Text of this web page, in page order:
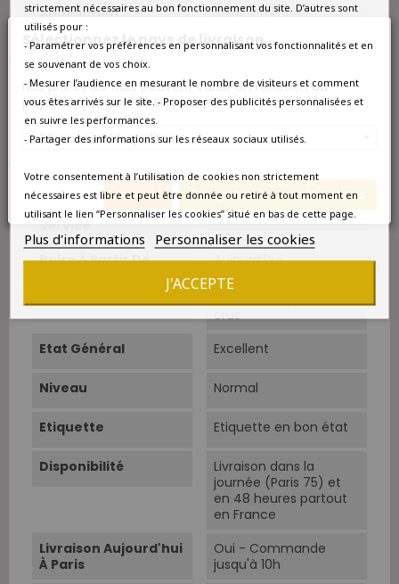
Sélectionnez le pays de livraison
Nos prix et les frais peuvent varier en fonction du
pays/de la région de livraison.
France métropolitaine
Annuler Enregistrer les modifications
Appellation Saint-Estèphe
Couleur Rouge
Type Rouge
Classement Grand Cru Classé
Cépage Dominant Cabernet-Sauvignon
Température De
Service
16°C-18°C.
Boire À Partir De Aujourd'hui
Amateur
Amateur de grands
crus
Etat Général
Excellent
Niveau Normal
Etiquette Etiquette en bon état
Disponibilité
Livraison dans la
journée (Paris 75) et
en 48 heures partout
en France
Livraison Aujourd'hui
À Paris
Oui - Commande
jusqu'à 10h
strictement nécessaires au bon fonctionnement du site. D’autres sont
utilisés pour :
- Paramétrer vos préférences en personnalisant vos fonctionnalités et en
se souvenant de vos choix.
- Mesurer l’audience en mesurant le nombre de visiteurs et comment
vous êtes arrivés sur le site. - Proposer des publicités personnalisées et
en suivre les performances.
- Partager des informations sur les réseaux sociaux utilisés.
Votre consentement à l’utilisation de cookies non strictement
nécessaires est libre et peut être donnée ou retiré à tout moment en
utilisant le lien “Personnaliser les cookies” situé en bas de cette page.
Plus d'informations Personnaliser les cookies
J'ACCEPTE